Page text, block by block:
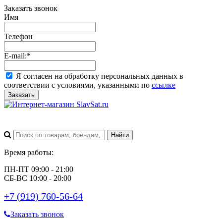
Заказать звонок
Имя
Телефон
E-mail:*
Я согласен на обработку персональных данных в
соответствии с условиями, указанными по ссылке
Заказать
Время работы:
ПН-ПТ 09:00 - 21:00
СБ-ВС 10:00 - 20:00
+7 (919) 760-56-64
Заказать звонок